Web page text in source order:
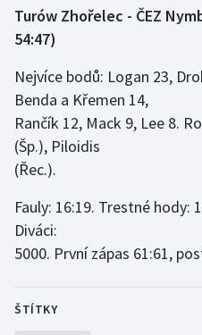
Turów Zhořelec - ČEZ
54:47)
Nejvíce bodů: Logan 23,
Benda a Křemen 14,
Rančík 12, Mack 9, Lee 8.
(Šp.), Piloidis
(Řec.).
Fauly: 16:19. Trestné hody:
Diváci:
5000. První zápas 61:61,
ŠTÍTKY